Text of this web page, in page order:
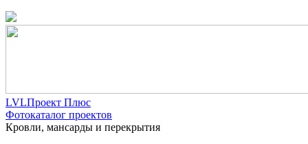
LVLПроект Плюс
Фотокаталог проектов
Кровли, мансарды и перекрытия